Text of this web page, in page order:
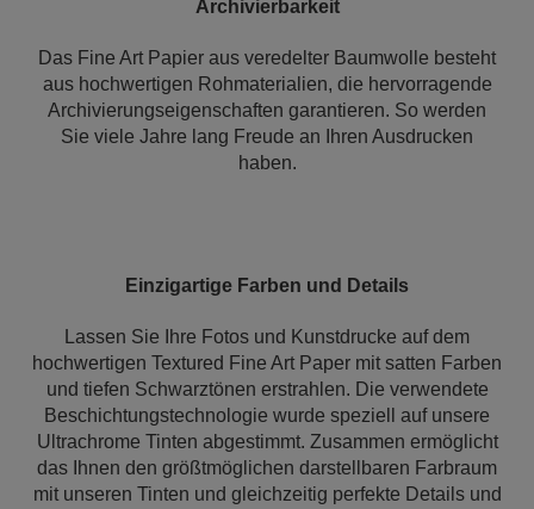
Archivierbarkeit
Das Fine Art Papier aus veredelter Baumwolle besteht
aus hochwertigen Rohmaterialien, die hervorragende
Archivierungseigenschaften garantieren. So werden
Sie viele Jahre lang Freude an Ihren Ausdrucken
haben.
Einzigartige Farben und Details
Lassen Sie Ihre Fotos und Kunstdrucke auf dem
hochwertigen Textured Fine Art Paper mit satten Farben
und tiefen Schwarztönen erstrahlen. Die verwendete
Beschichtungstechnologie wurde speziell auf unsere
Ultrachrome Tinten abgestimmt. Zusammen ermöglicht
das Ihnen den größtmöglichen darstellbaren Farbraum
mit unseren Tinten und gleichzeitig perfekte Details und